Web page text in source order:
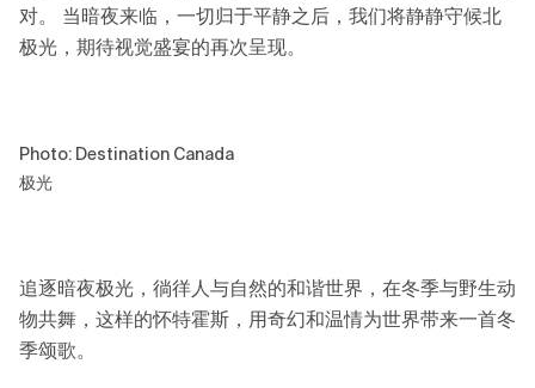
对。 当暗夜来临，一切归于平静之后，我们将静静守候北
极光，期待视觉盛宴的再次呈现。
Photo: Destination Canada
极光
追逐暗夜极光，徜徉人与自然的和谐世界，在冬季与野生动
物共舞，这样的怀特霍斯，用奇幻和温情为世界带来一首冬
季颂歌。